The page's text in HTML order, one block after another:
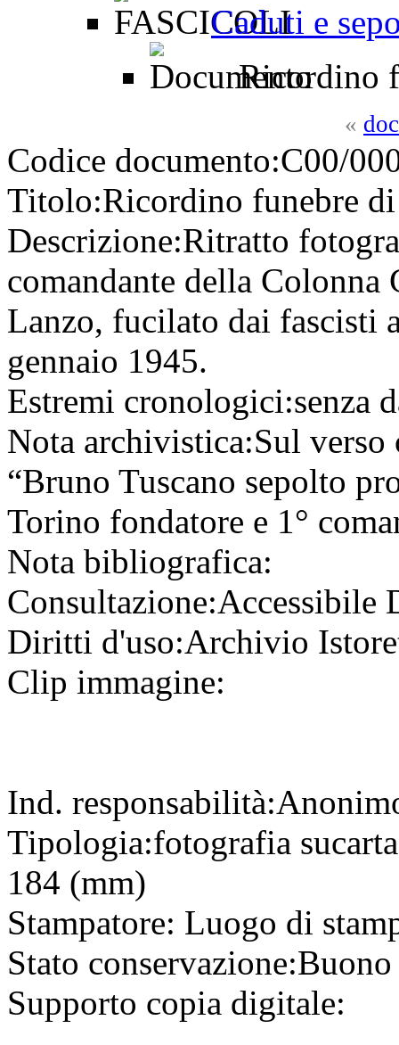
Caduti e
Ricordino
«
Codice documento:C00/
Titolo:Ricordino funebre
Descrizione:Ritratto
comandante della
Lanzo, fucilato dai fascisti
gennaio 1945.
Estremi cronologici:senza
Nota archivistica:Sul verso
“Bruno Tuscano sepolto
Torino fondatore e 1°
Nota bibliografica:
Consultazione:Accessibile
Diritti d'uso:Archivio
Clip immagine:
Ind. responsabilità:
Tipologia:fotografia su
184 (mm)
Stampatore: Luogo di
Stato conservazione:Buono
Supporto copia digitale: